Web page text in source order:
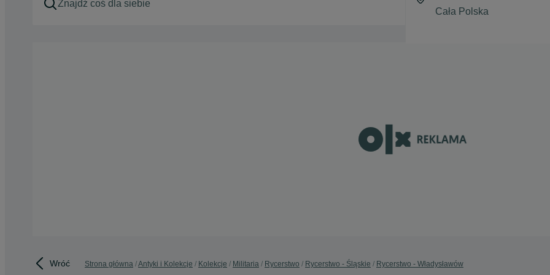
Wróć Strona główna Antyki i Kolekcje Kolekcje Militaria Rycerstwo Rycerstwo - Śląskie Rycerstwo - Władysławów